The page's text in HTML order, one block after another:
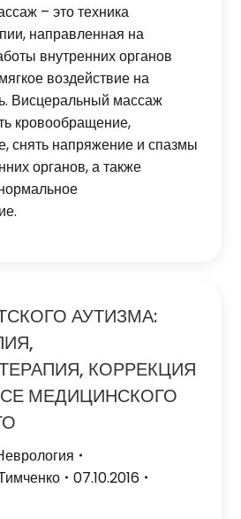
– это техника
направленная на
внутренних органов
воздействие на
Висцеральный массаж
кровообращение,
снять напряжение и спазмы
органов, а также
АУТИЗМА:
КОРРЕКЦИЯ
МЕДИЦИНСКОГО
07.10.2016